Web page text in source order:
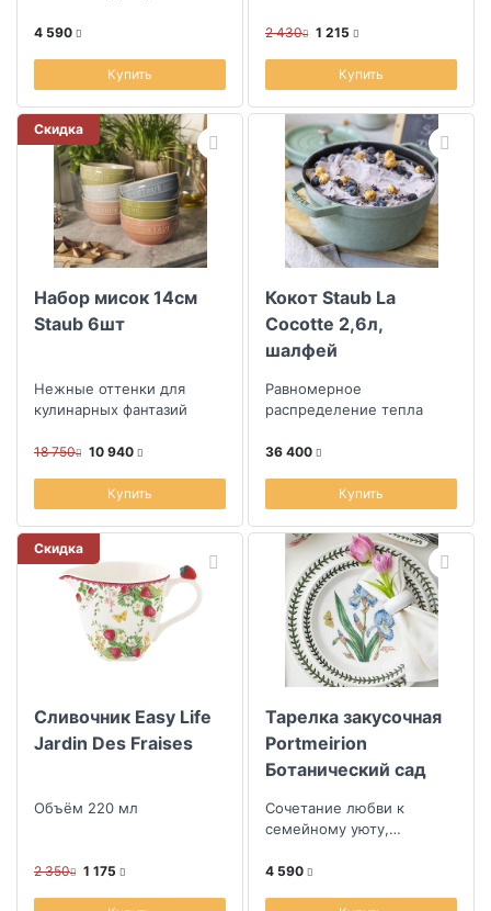
работы и смелостью
4 590
Купить
2 430 1 215
Купить
Скидка
Набор мисок 14см
Staub 6шт
Нежные оттенки для
кулинарных фантазий
18 750 10 940
Купить
Кокот Staub La
Cocotte 2,6л,
шалфей
Равномерное
распределение тепла
36 400
Купить
Скидка
Сливочник Easy Life
Jardin Des Fraises
Объём 220 мл
2 350 1 175
Тарелка закусочная
Portmeirion
Ботанический сад
Сочетание любви к
семейному уюту,
работы и смелостью
4 590